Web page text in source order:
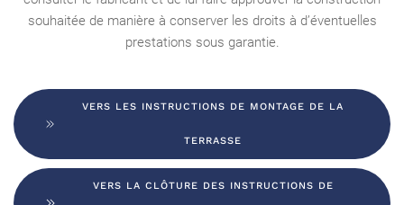
souhaitée de manière à conserver les droits à d’éventuelles
prestations sous garantie.
VERS LES INSTRUCTIONS DE MONTAGE DE LA
TERRASSE
VERS LA CLÔTURE DES INSTRUCTIONS DE